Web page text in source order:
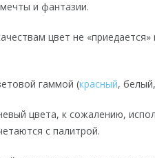
и фантазии.
цвет не
гаммой (красный,
цвета, к сожалению,
с палитрой.